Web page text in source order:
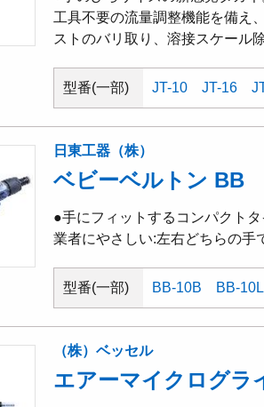
工具不要の流量調整機能を備え
ストのバリ取り、溶接スケール
型番(一部) JT-10 JT-16
日東工器（株）
ベビーベルトン BB
●手にフィットするコンパクト
業者にやさしい:左右どちらの手
型番(一部) BB-10B BB-10L
（株）ベッセル
エアーマイクログラ